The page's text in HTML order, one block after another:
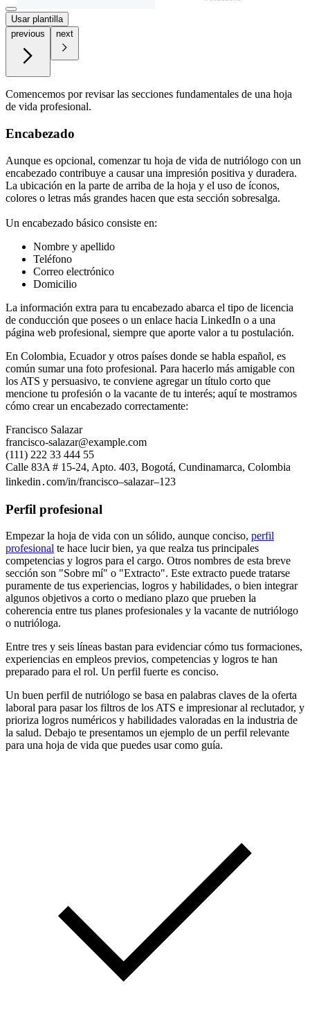
Usar plantilla
previous
next
Comencemos por revisar las secciones fundamentales de una hoja
de vida profesional.
Encabezado
Aunque es opcional, comenzar tu hoja de vida de nutriólogo con un
encabezado contribuye a causar una impresión positiva y duradera.
La ubicación en la parte de arriba de la hoja y el uso de íconos,
colores o letras más grandes hacen que esta sección sobresalga.
Un encabezado básico consiste en:
Nombre y apellido
Teléfono
Correo electrónico
Domicilio
La información extra para tu encabezado abarca el tipo de licencia
de conducción que posees o un enlace hacia LinkedIn o a una
página web profesional, siempre que aporte valor a tu postulación.
En Colombia, Ecuador y otros países donde se habla español, es
común sumar una foto profesional. Para hacerlo más amigable con
los ATS y persuasivo, te conviene agregar un título corto que
mencione tu profesión o la vacante de tu interés; aquí te mostramos
cómo crear un encabezado correctamente:
Francisco Salazar
francisco-salazar@example.com
(111) 222 33 444 55
Calle 83A # 15-24, Apto. 403, Bogotá, Cundinamarca, Colombia
linkedin․com/in/francisco–salazar–123
Perfil profesional
Empezar la hoja de vida con un sólido, aunque conciso, perfil
profesional te hace lucir bien, ya que realza tus principales
competencias y logros para el cargo. Otros nombres de esta breve
sección son "Sobre mí" o "Extracto". Este extracto puede tratarse
puramente de tus experiencias, logros y habilidades, o bien integrar
algunos objetivos a corto o mediano plazo que prueben la
coherencia entre tus planes profesionales y la vacante de nutriólogo
o nutrióloga.
Entre tres y seis líneas bastan para evidenciar cómo tus formaciones,
experiencias en empleos previos, competencias y logros te han
preparado para el rol. Un perfil fuerte es conciso.
Un buen perfil de nutriólogo se basa en palabras claves de la oferta
laboral para pasar los filtros de los ATS e impresionar al reclutador, y
prioriza logros numéricos y habilidades valoradas en la industria de
la salud. Debajo te presentamos un ejemplo de un perfil relevante
para una hoja de vida que puedes usar como guía.